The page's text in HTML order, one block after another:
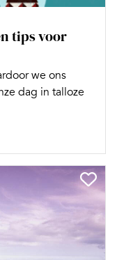
tips voor
we ons
dag in talloze